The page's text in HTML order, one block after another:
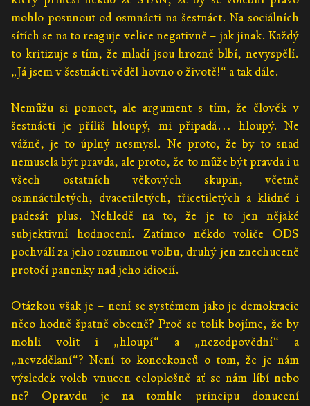
mohlo posunout od osmnácti na šestnáct. Na sociálních
sítích se na to reaguje velice negativně – jak jinak. Každý
to kritizuje s tím, že mladí jsou hrozně blbí, nevyspělí.
„Já jsem v šestnácti věděl hovno o životě!“ a tak dále.
Nemůžu si pomoct, ale argument s tím, že člověk v
šestnácti je příliš hloupý, mi připadá… hloupý. Ne
vážně, je to úplný nesmysl. Ne proto, že by to snad
nemusela být pravda, ale proto, že to může být pravda i u
všech ostatních věkových skupin, včetně
osmnáctiletých, dvacetiletých, třicetiletých a klidně i
padesát plus. Nehledě na to, že je to jen nějaké
subjektivní hodnocení. Zatímco někdo voliče ODS
pochválí za jeho rozumnou volbu, druhý jen znechuceně
protočí panenky nad jeho idiocií.
Otázkou však je – není se systémem jako je demokracie
něco hodně špatně obecně? Proč se tolik bojíme, že by
mohli volit i „hloupí“ a „nezodpovědní“ a
„nevzdělaní“? Není to koneckonců o tom, že je nám
výsledek voleb vnucen celoplošně ať se nám líbí nebo
ne? Opravdu je na tomhle principu donucení